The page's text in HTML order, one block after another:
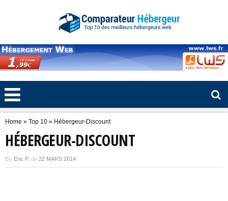
Home » Top 10 » Hébergeur-Discount
HÉBERGEUR-DISCOUNT
By Eric P. on 22 MARS 2014